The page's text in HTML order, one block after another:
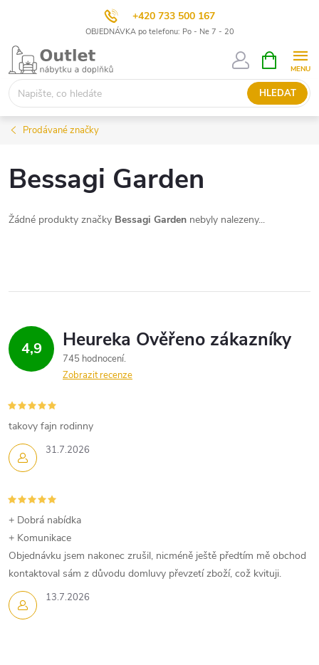
+420 733 500 167
OBJEDNÁVKA po telefonu: Po - Ne 7 - 20
Přejít
obsah
HLEDAT
NÁKUPNÍ
KOŠÍK
Prodávané značky
Bessagi Garden
Žádné produkty značky Bessagi Garden nebyly nalezeny...
4,9
745 hodnocení
Zobrazit recenze
31.7.2026
takovy fajn rodinny
13.7.2026
+ Dobrá nabídka
+ Komunikace
Objednávku jsem nakonec zrušil, nicméně ještě předtím mě obchod
kontaktoval sám z důvodu domluvy převzetí zboží, což kvituji.